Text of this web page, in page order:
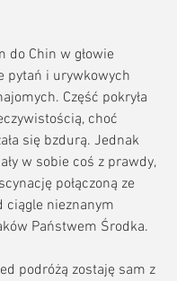
do Chin w głowie
pytań i urywkowych
Część pokryła
choć
się bzdurą. Jednak
w sobie coś z prawdy,
połączoną ze
ciągle nieznanym
Państwem Środka.
podróżą zostaję sam z